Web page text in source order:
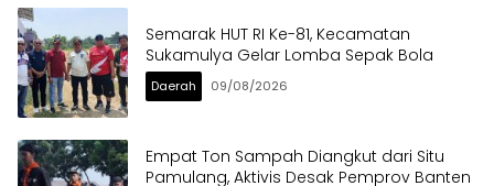
Semarak HUT RI Ke-81, Kecamatan
Sukamulya Gelar Lomba Sepak Bola
Daerah 09/08/2026
Empat Ton Sampah Diangkut dari Situ
Pamulang, Aktivis Desak Pemprov Banten